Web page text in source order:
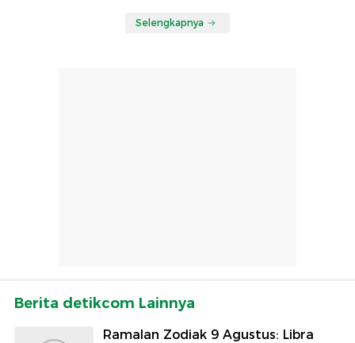
Selengkapnya
Berita detikcom Lainnya
Ramalan Zodiak 9 Agustus: Libra